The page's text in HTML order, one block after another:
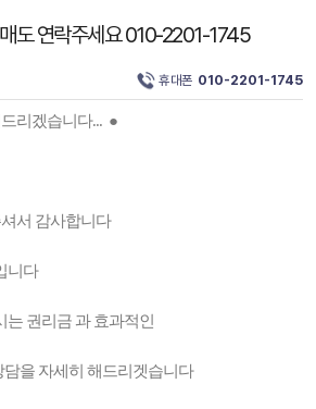
도 연락주세요 010-2201-1745
휴대폰 010-2201-1745
리겠습니다... ●
서 감사합니다
니다
권리금 과 효과적인
을 자세히 해드리겟습니다